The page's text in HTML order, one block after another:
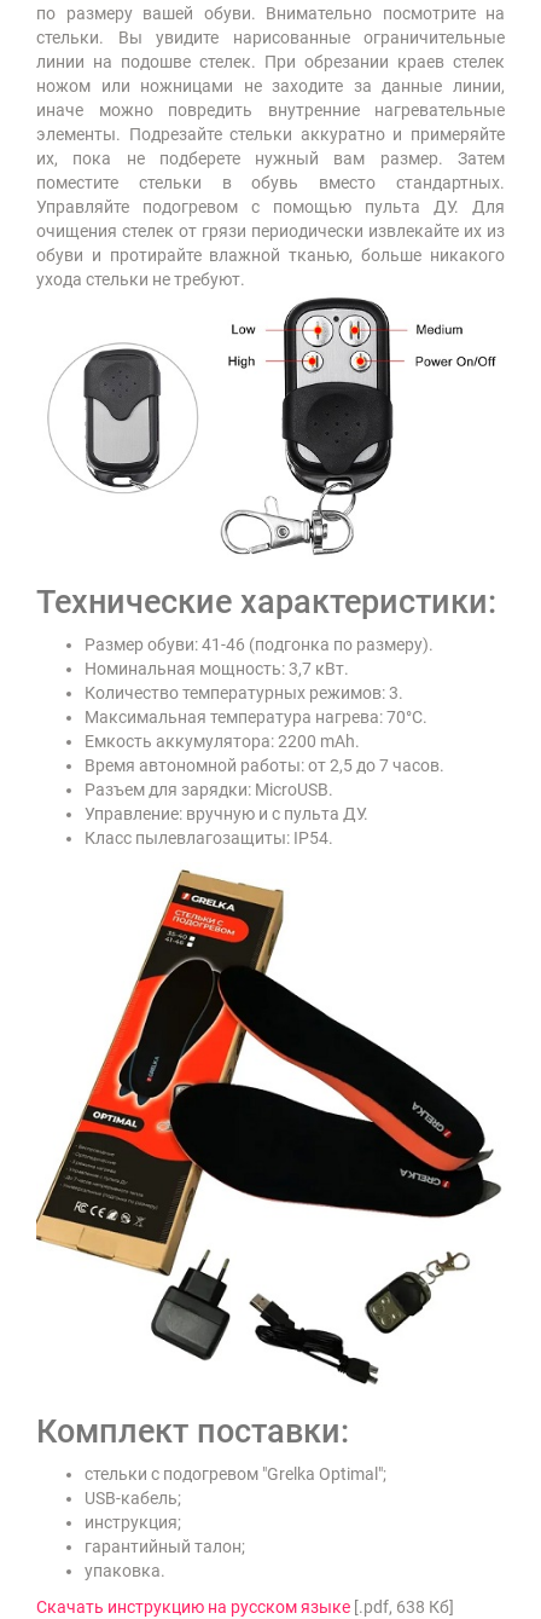
по размеру вашей обуви. Внимательно посмотрите на
стельки. Вы увидите нарисованные ограничительные
линии на подошве стелек. При обрезании краев стелек
ножом или ножницами не заходите за данные линии,
иначе можно повредить внутренние нагревательные
элементы. Подрезайте стельки аккуратно и примеряйте
их, пока не подберете нужный вам размер. Затем
поместите стельки в обувь вместо стандартных.
Управляйте подогревом с помощью пульта ДУ. Для
очищения стелек от грязи периодически извлекайте их из
обуви и протирайте влажной тканью, больше никакого
ухода стельки не требуют.
Технические характеристики:
Размер обуви: 41-46 (подгонка по размеру).
Номинальная мощность: 3,7 кВт.
Количество температурных режимов: 3.
Максимальная температура нагрева: 70°C.
Емкость аккумулятора: 2200 mAh.
Время автономной работы: от 2,5 до 7 часов.
Разъем для зарядки: MicroUSB.
Управление: вручную и с пульта ДУ.
Класс пылевлагозащиты: IP54.
Комплект поставки:
стельки с подогревом "Grelka Оptimal";
USB-кабель;
инструкция;
гарантийный талон;
упаковка.
Скачать инструкцию на русском языке [.pdf, 638 Кб]